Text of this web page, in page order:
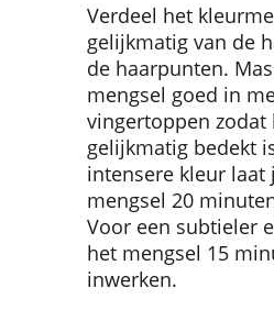
Verdeel het
gelijkmatig van de
de haarpunten.
mengsel goed in
vingertoppen zodat
gelijkmatig bedekt
intensere kleur laat
mengsel 20
Voor een subtieler
het mengsel 15
inwerken.